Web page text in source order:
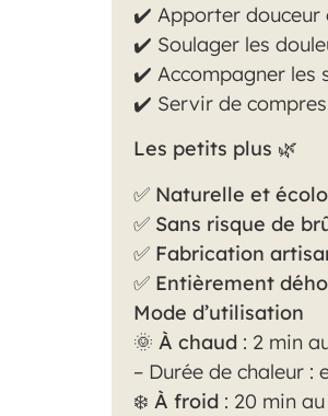
✔️ Apporter douceur
✔️ Soulager les
✔️ Accompagner les
✔️ Servir de
Les petits plus 🌿
✅ Naturelle et
✅ Sans risque de
✅ Fabrication
✅ Entièrement
Mode d’utilisation
🌞 À chaud : 2 min
– Durée de chaleur :
❄️ À froid : 20 min